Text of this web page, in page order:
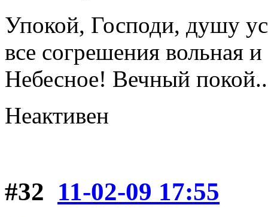
Упокой, Господи, душу
все согрешения вольная
Небесное! Вечный
Неактивен
#32 11-02-09 17:55